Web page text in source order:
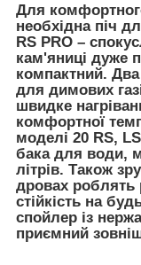
Для
необхідна піч
RS PRO –
кам'яниці дуже
компактний. Два
для димових
швидке
комфортної
моделі 20 RS,
бака для води,
літрів. Також
дровах роблять
стійкість на
спойлер із
приємний